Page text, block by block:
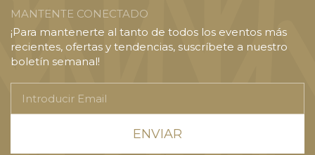
MANTENTE CONECTADO
¡Para mantenerte al tanto de todos los eventos más
recientes, ofertas y tendencias, suscríbete a nuestro
boletín semanal!
Email